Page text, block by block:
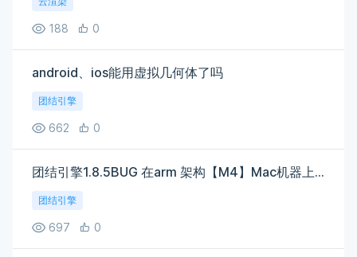
188 0
android、ios能用虚拟几何体了吗
团结引擎
662 0
团结引擎1.8.5BUG 在arm 架构【M4】Mac机器上无法构建iOS应用
团结引擎
697 0